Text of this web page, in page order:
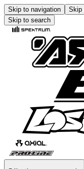
Skip to navigation Skip
Skip to search